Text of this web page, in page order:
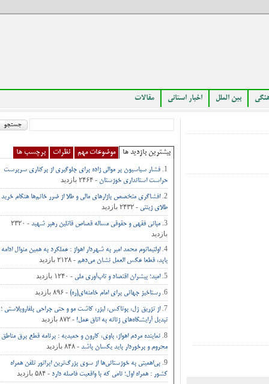
بین الملل اخبار استانی مقالات
بیشترین بازدید ها موضوعات مهم نظرات برچسب ها
فشار سیاسیون بر موالی زاده برای جلوگیری از برکناری سرپرست
حراست استانداری خوزستان- ۲۴۶۴ بازدید
افشاگری متخصص بازارهای مالی و طلا از ضرر خانم‌ها هنگام خرید
طلای زینتی- ۲۴۳۲ بازدید
مبانی فقهی و حقوقی مساله قصاص قاتلین رهبر شهید
- ۲۳۲۰
بازدید
اولتیماتوم محمد امیر به شهردار اهواز : عملکرد به همین منوال ادامه
یابد، قطعا عکس العمل نشان می‌دهم- ۲۱۲۸ بازدید
امید؛ پیشران اقتصاد و تاب‌آوری ملی- ۱۲۴۰ بازدید
رستاخیز جهانی برای امام خامنه‌ای(ره)- ۸۹۶ بازدید
از تزریق ژل، بوتاکس، لیزر، کاشت مو و حتی جراحی‌ بلفاروپلاستی ؛
تبدیل آرایشگاه‌های زنانه به اتاق‌ عمل‌!- ۸۷۲ بازدید
نماینده مردم اهواز، باوی، کارون و حمیدیه : برنامه قطع برق مناطق
محروم و برخوردار باید یکسان باشد - ۸۴۸ بازدید
بی‌اهمیتی به خوزستانی‌ها از سوی بزرگ‌ترین اپراتور تلفن همراه
کشور : همراه اول؛ نامی که با واقعیت فاصله دارد - ۵۸۴ بازدید